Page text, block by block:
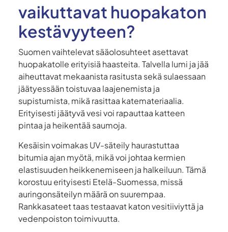
vaikuttavat huopakaton
kestävyyteen?
Suomen vaihtelevat sääolosuhteet asettavat
huopakatolle erityisiä haasteita. Talvella lumi ja jää
aiheuttavat mekaanista rasitusta sekä sulaessaan
jäätyessään toistuvaa laajenemista ja
supistumista, mikä rasittaa katemateriaalia.
Erityisesti jäätyvä vesi voi rapauttaa katteen
pintaa ja heikentää saumoja.
Kesäisin voimakas UV-säteily haurastuttaa
bitumia ajan myötä, mikä voi johtaa kermien
elastisuuden heikkenemiseen ja halkeiluun. Tämä
korostuu erityisesti Etelä-Suomessa, missä
auringonsäteilyn määrä on suurempaa.
Rankkasateet taas testaavat katon vesitiiviyttä ja
vedenpoiston toimivuutta.